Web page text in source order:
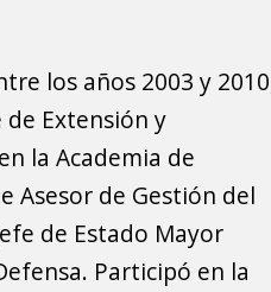
los años 2003 y
Extensión y
la Academia de
Asesor de Gestión del
de Estado Mayor
Participó en la